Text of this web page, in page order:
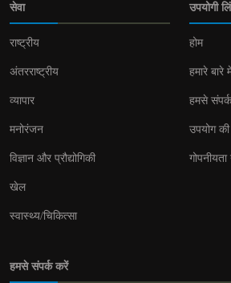
सेवा
राष्ट्रीय
अंतरराष्ट्रीय
व्यापार
मनोरंजन
विज्ञान और प्रौद्योगिकी
खेल
स्वास्थ्य/चिकित्सा
उपयोगी
होम
हमारे बारे
हमसे
उपयोग की
गोपनीयता
हमसे संपर्क करें